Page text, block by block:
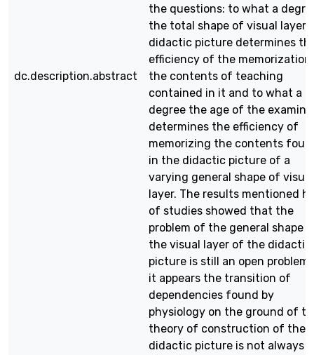
dc.description.abstract
the questions: to what a
the total shape of visual layer
didactic picture determines
efficiency of the
the contents of teaching
contained in it and to what a
degree the age of the
determines the efficiency of
memorizing the contents
in the didactic picture of a
varying general shape of visual
layer. The results mentioned
of studies showed that the
problem of the general shape
the visual layer of the didactic
picture is still an open problem.
it appears the transition of
dependencies found by
physiology on the ground of
theory of construction of the
didactic picture is not always